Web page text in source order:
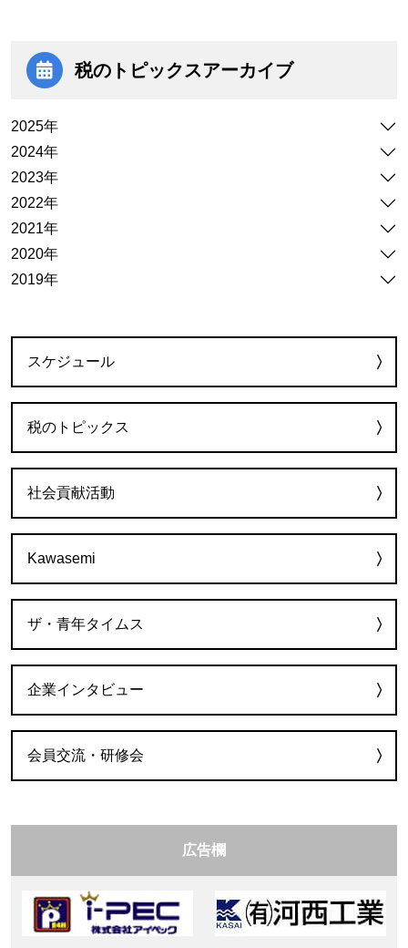
税のトピックスアーカイブ
2025年
2024年
2023年
2022年
2021年
2020年
2019年
スケジュール
税のトピックス
社会貢献活動
Kawasemi
ザ・青年タイムス
企業インタビュー
会員交流・研修会
広告欄